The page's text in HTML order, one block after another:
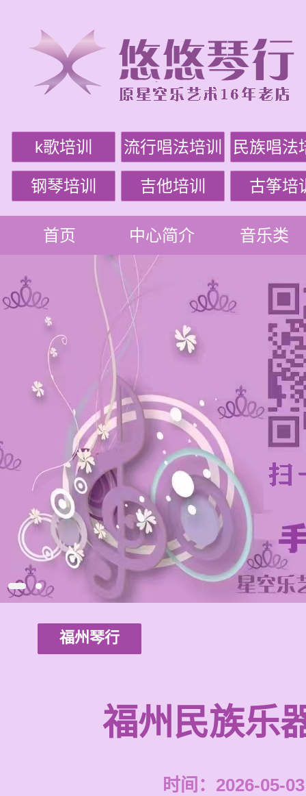
k歌培训 流行唱法培训 民族唱法
钢琴培训 吉他培训 古筝培
首页 中心简介 音乐类
福州琴行
福州民族乐
时间：2026-05-